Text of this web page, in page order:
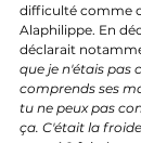
difficulté comme
Alaphilippe. En
déclarait
que je n'étais pas
comprends ses
tu ne peux pas
ça. C'était la